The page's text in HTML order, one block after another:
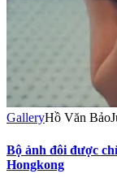
GalleryHồ Văn Bảo
Bộ ảnh đôi được
Hongkong